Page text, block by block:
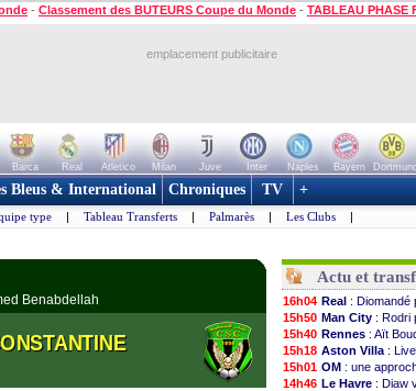
- Classement des BUTEURS Coupe du Monde - TABLEAU PHASE
emplacement publicitaire
Barca Real Atletico Milan Juve Inter Naples Bayern
Dortmund
Bleus & International Chroniques TV +
type | Tableau Transferts | Palmarès | Les Clubs |
Benabdellah
Actu et
16h04 Real : Diomandé
15h50 Man City : Rodri
15h40 Rennes : Aït
15h18 Aston Villa :
15h01 OM : une
14h46 Le Havre : Diaw